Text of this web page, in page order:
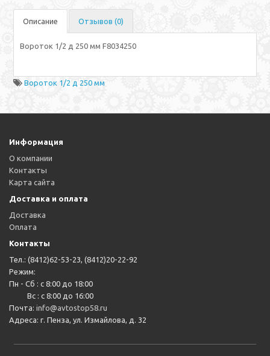
Описание Отзывов (0)
Вороток 1/2 д 250 мм F8034250
Вороток 1/2 д 250 мм
Информация
О компании
Контакты
Карта сайта
Доставка и оплата
Доставка
Оплата
Контакты
Тел.: (8412)62-53-23, (8412)20-22-92
Режим:
Пн - Сб : с 8:00 до 18:00
Вс : с 8:00 до 16:00
Почта: info@avtostop58.ru
Адреса: г. Пенза, ул. Измайлова, д. 32